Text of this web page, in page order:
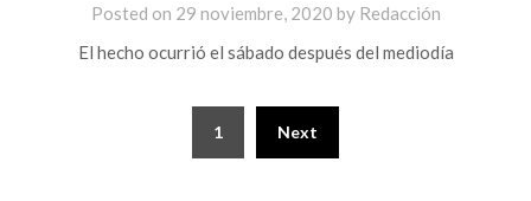
Posted on 29 noviembre, 2020 by Redacción
El hecho ocurrió el sábado después del mediodía
1 Next